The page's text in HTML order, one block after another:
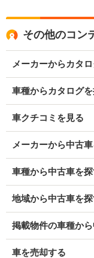
その他のコン
メーカーからカタ
車種からカタログ
車クチコミを見る
メーカーから中古
車種から中古車を
地域から中古車を
掲載物件の車種か
車を売却する